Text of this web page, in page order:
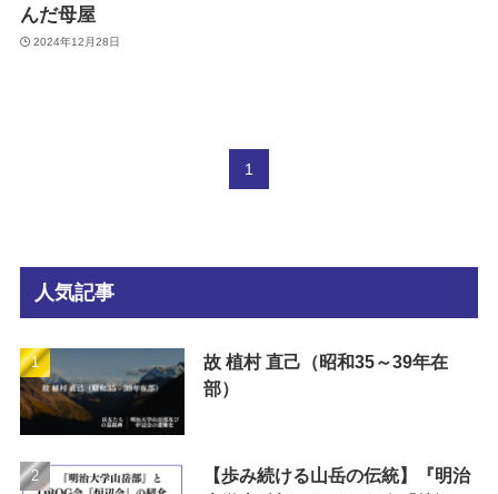
んだ母屋
2024年12月28日
1
人気記事
故 植村 直己（昭和35～39年在
部）
【歩み続ける山岳の伝統】『明治